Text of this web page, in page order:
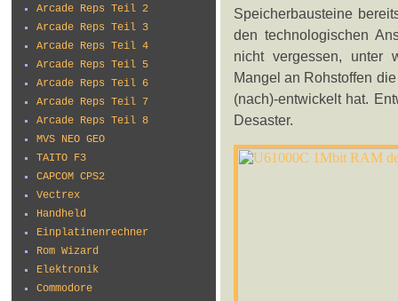
Arcade Reps Teil 2
Arcade Reps Teil 3
Arcade Reps Teil 4
Arcade Reps Teil 5
Arcade Reps Teil 6
Arcade Reps Teil 7
Arcade Reps Teil 8
MVS NEO GEO
TAITO F3
CAPCOM CPS2
Vectrex
Handheld
Einplatinenrechner
Rom Wizard
Elektronik
Commodore
Speicherbausteine
den technologischen
nicht vergessen, unter
Mangel an Rohstoffen
(nach)-entwickelt hat.
Desaster.